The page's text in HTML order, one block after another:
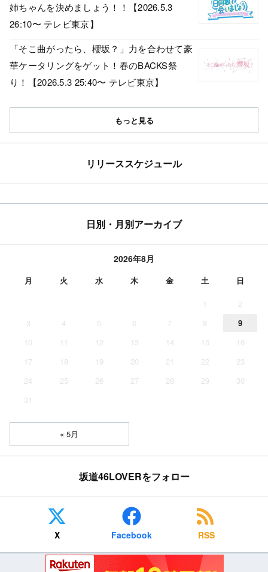
姉ちゃんを決めましょう！！【2026.5.3
26:10〜 テレビ東京】
「そこ曲がったら、櫻坂？」力を合わせて豪
華ケータリングをゲット！春のBACKS祭
り！【2026.5.3 25:40〜 テレビ東京】
もっと見る
リリーススケジュール
日別・月別アーカイブ
2026年8月
月 火 水 木 金 土 日
1
2
3
4 5 6 7 8
9
10
11 12 13 14 15
16
17
18 19 20 21 22
23
24
25 26 27 28 29
30
31
« 5月
坂道46LOVERをフォロー
X Facebook RSS